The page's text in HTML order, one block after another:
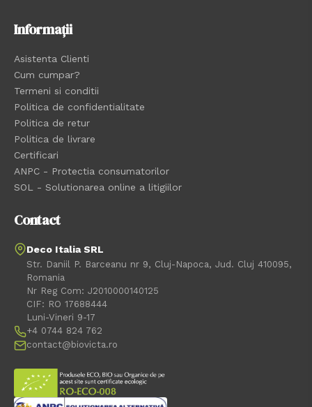
Informații
Asistenta Clienti
Cum cumpar?
Termeni si conditii
Politica de confidentialitate
Politica de retur
Politica de livrare
Certificari
ANPC - Protectia consumatorilor
SOL - Solutionarea online a litigiilor
Contact
Deco Italia SRL
Str. Daniil P. Barceanu nr 9, Cluj-Napoca, Jud. Cluj 410095,
Romania
Nr Reg Com: J2010000140125
CIF: RO 17688444
Luni-Vineri 9-17
+4 0744 824 762
contact@biovicta.ro